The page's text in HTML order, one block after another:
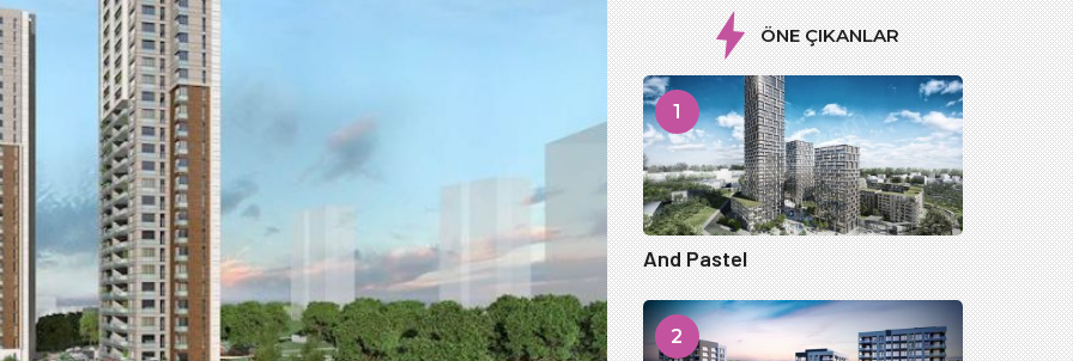
ÖNE ÇIKANLAR
1
And Pastel
2